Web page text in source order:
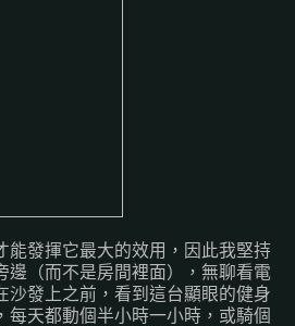
能發揮它最大的效用，因此我堅持
邊（而不是房間裡面），無聊看電
沙發上之前，看到這台顯眼的健身
每天都動個半小時一小時，或騎個